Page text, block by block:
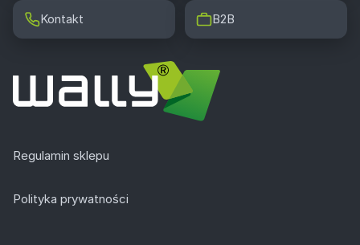
Kontakt B2B
Regulamin sklepu
Polityka prywatności